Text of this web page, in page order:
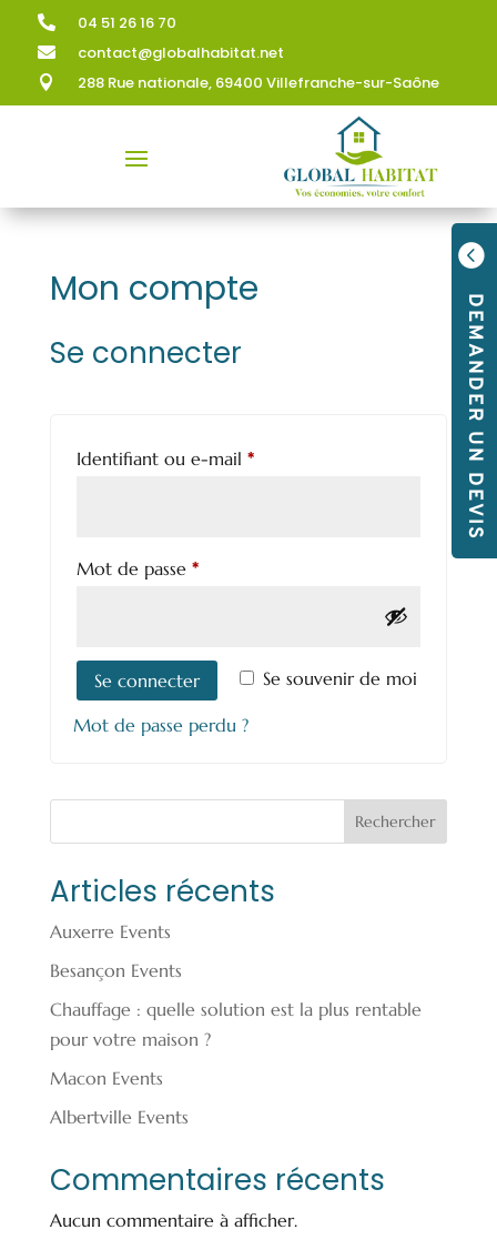
 04 51 26 16 70
 contact@globalhabitat.net
 288 Rue nationale, 69400 Villefranche-sur-Saône

DEMANDER UN DEVIS
Mon compte
Se connecter
Identifiant ou e-mail *Obligatoire
Mot de passe *Obligatoire
Se souvenir de moi
Se connecter
Mot de passe perdu ?
Rechercher
Articles récents
Auxerre Events
Besançon Events
Chauffage : quelle solution est la plus rentable
pour votre maison ?
Macon Events
Albertville Events
Commentaires récents
Aucun commentaire à afficher.